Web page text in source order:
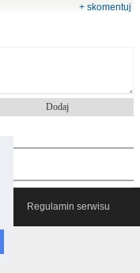
+ skomentuj
Regulamin serwisu